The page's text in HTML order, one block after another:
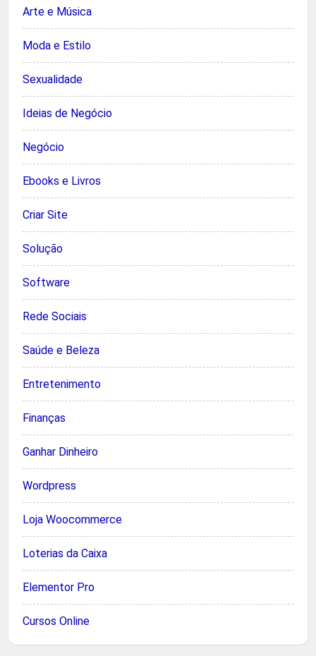
Arte e Música
Moda e Estilo
Sexualidade
Ideias de Negócio
Negócio
Ebooks e Livros
Criar Site
Solução
Software
Rede Sociais
Saúde e Beleza
Entretenimento
Finanças
Ganhar Dinheiro
Wordpress
Loja Woocommerce
Loterias da Caixa
Elementor Pro
Cursos Online